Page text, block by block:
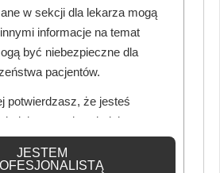
– ci, którzy byli, wiedzą, że warto.
okazji, powinni to nadrobić!
oraz program wydarzenia
mss.izba-lekarska.pl.
w sekcji dla lekarza mogą
informacje na temat
być niebezpieczne dla
pacjentów.
potwierdzasz, że jesteś
odpowiednią
JESTEM